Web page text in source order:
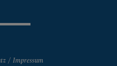
Impressum